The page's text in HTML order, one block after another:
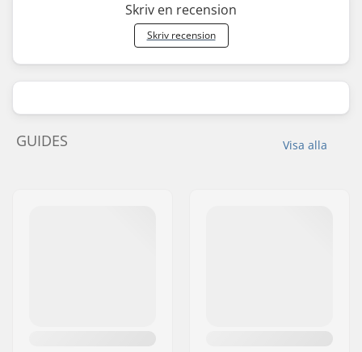
Skriv en recension
Skriv recension
Visa alla
GUIDES